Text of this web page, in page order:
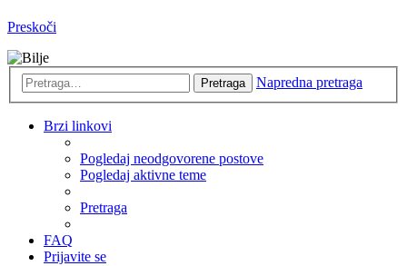
Preskoči
Pretraga Napredna pretraga
Brzi linkovi
Pogledaj neodgovorene postove
Pogledaj aktivne teme
Pretraga
FAQ
Prijavite se